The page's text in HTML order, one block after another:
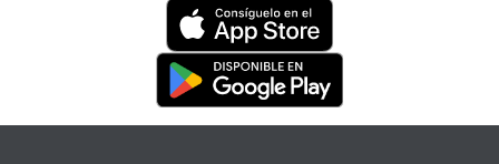
veterinaria que cumpla con los requisitos.